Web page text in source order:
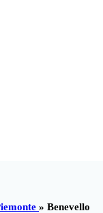
» Benevello